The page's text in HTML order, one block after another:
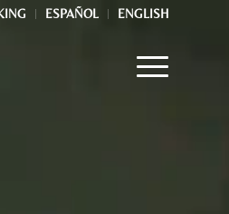
ESPAÑOL ENGLISH